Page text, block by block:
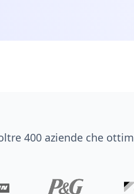
400 aziende che